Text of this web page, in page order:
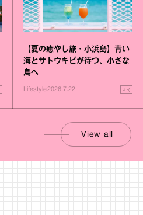
【夏の癒やし旅・小浜島】青い
海とサトウキビが待つ、小さな
島へ
Lifestyle2026.7.22 PR
View all